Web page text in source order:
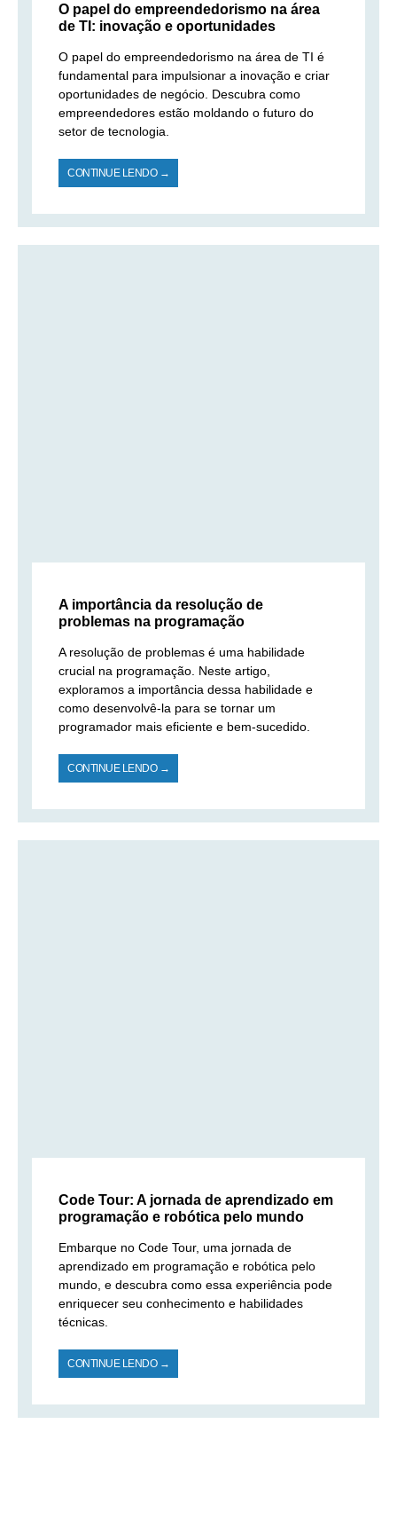
O papel do empreendedorismo na área
de TI: inovação e oportunidades
O papel do empreendedorismo na área de TI é
fundamental para impulsionar a inovação e criar
oportunidades de negócio. Descubra como
empreendedores estão moldando o futuro do
setor de tecnologia.
CONTINUE LENDO →
A importância da resolução de
problemas na programação
A resolução de problemas é uma habilidade
crucial na programação. Neste artigo,
exploramos a importância dessa habilidade e
como desenvolvê-la para se tornar um
programador mais eficiente e bem-sucedido.
CONTINUE LENDO →
Code Tour: A jornada de aprendizado em
programação e robótica pelo mundo
Embarque no Code Tour, uma jornada de
aprendizado em programação e robótica pelo
mundo, e descubra como essa experiência pode
enriquecer seu conhecimento e habilidades
técnicas.
CONTINUE LENDO →